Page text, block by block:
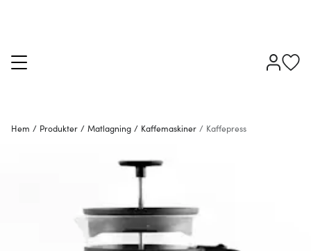
Hem / Produkter / Matlagning / Kaffemaskiner / Kaffepress